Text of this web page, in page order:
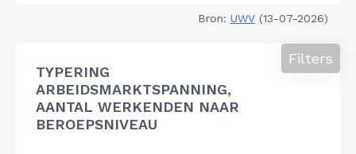
Bron: UWV (13-07-2026)
TYPERING
ARBEIDSMARKTSPANNING,
AANTAL WERKENDEN NAAR
BEROEPSNIVEAU
Filters